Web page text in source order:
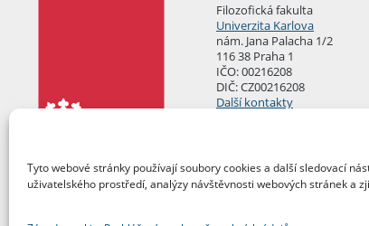
Tyto webové stránky používají soubory cookies a další sledovací
uživatelského prostředí, analýzy návštěvnosti webových stránek a
Filozofická fakulta
Univerzita Karlova
nám. Jana Palacha 1/2
116 38 Praha 1
IČO: 00216208
DIČ: CZ00216208
Další kontakty